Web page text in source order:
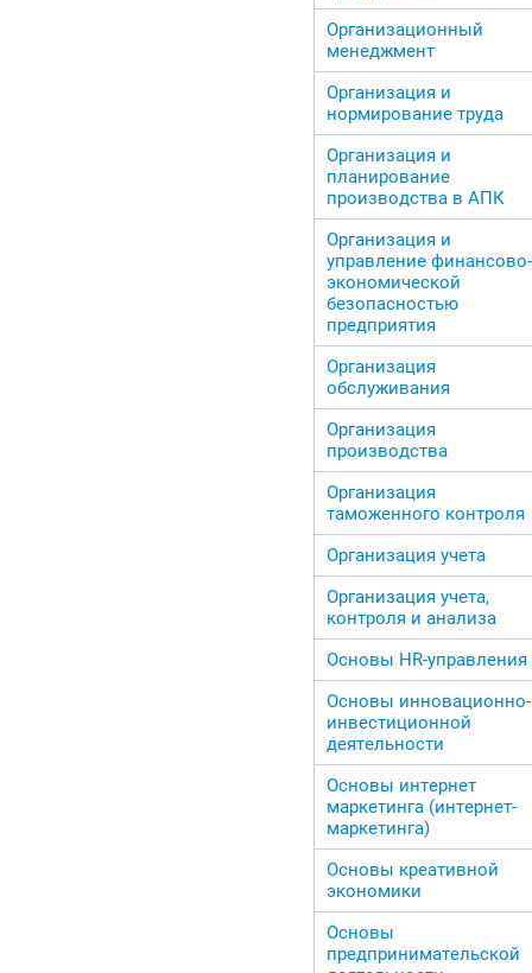
Организационный
менеджмент
Организация и
нормирование труда
Организация и
планирование
производства в АПК
Организация и
управление финансово-
экономической
безопасностью
предприятия
Организация
обслуживания
Организация
производства
Организация
таможенного контроля
Организация учета
Организация учета,
контроля и анализа
Основы HR-управления
Основы инновационно-
инвестиционной
деятельности
Основы интернет
маркетинга (интернет-
маркетинга)
Основы креативной
экономики
Основы
предпринимательской